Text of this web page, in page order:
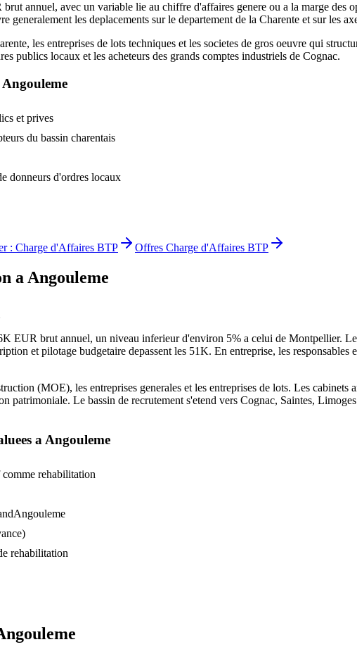
annuel, avec un variable lie au chiffre d'affaires genere ou a la marge des
les deplacements sur le departement de la Charente et sur les
les entreprises de lots techniques et les societes de gros oeuvre qui
publics locaux et les acheteurs des grands comptes industriels de Cognac.
Angouleme
et prives
du bassin charentais
donneurs d'ordres locaux
: Charge d'Affaires BTP Offres Charge d'Affaires BTP
a Angouleme
EUR brut annuel, un niveau inferieur d'environ 5% a celui de Montpellier.
et pilotage budgetaire depassent les 51K. En entreprise, les responsables
(MOE), les entreprises generales et les entreprises de lots. Les
patrimoniale. Le bassin de recrutement s'etend vers Cognac, Saintes,
aAngouleme
rehabilitation
rehabilitation